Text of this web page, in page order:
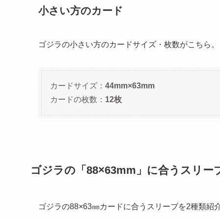
小さい方のカード
ゴジラの小さい方のカードサイズ・枚数がこちら。
カードサイズ： 44mm×63mm
カードの枚数： 12枚
ゴジラの「88×63mm」に合うスリー
ゴジラの88×63㎜カードに合うスリーブを2種類紹